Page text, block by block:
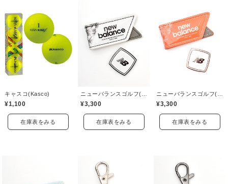
キャスコ(Kasco)
¥1,100
在庫表をみる
¥3,300
在庫表をみる
¥3,300
在庫表をみる